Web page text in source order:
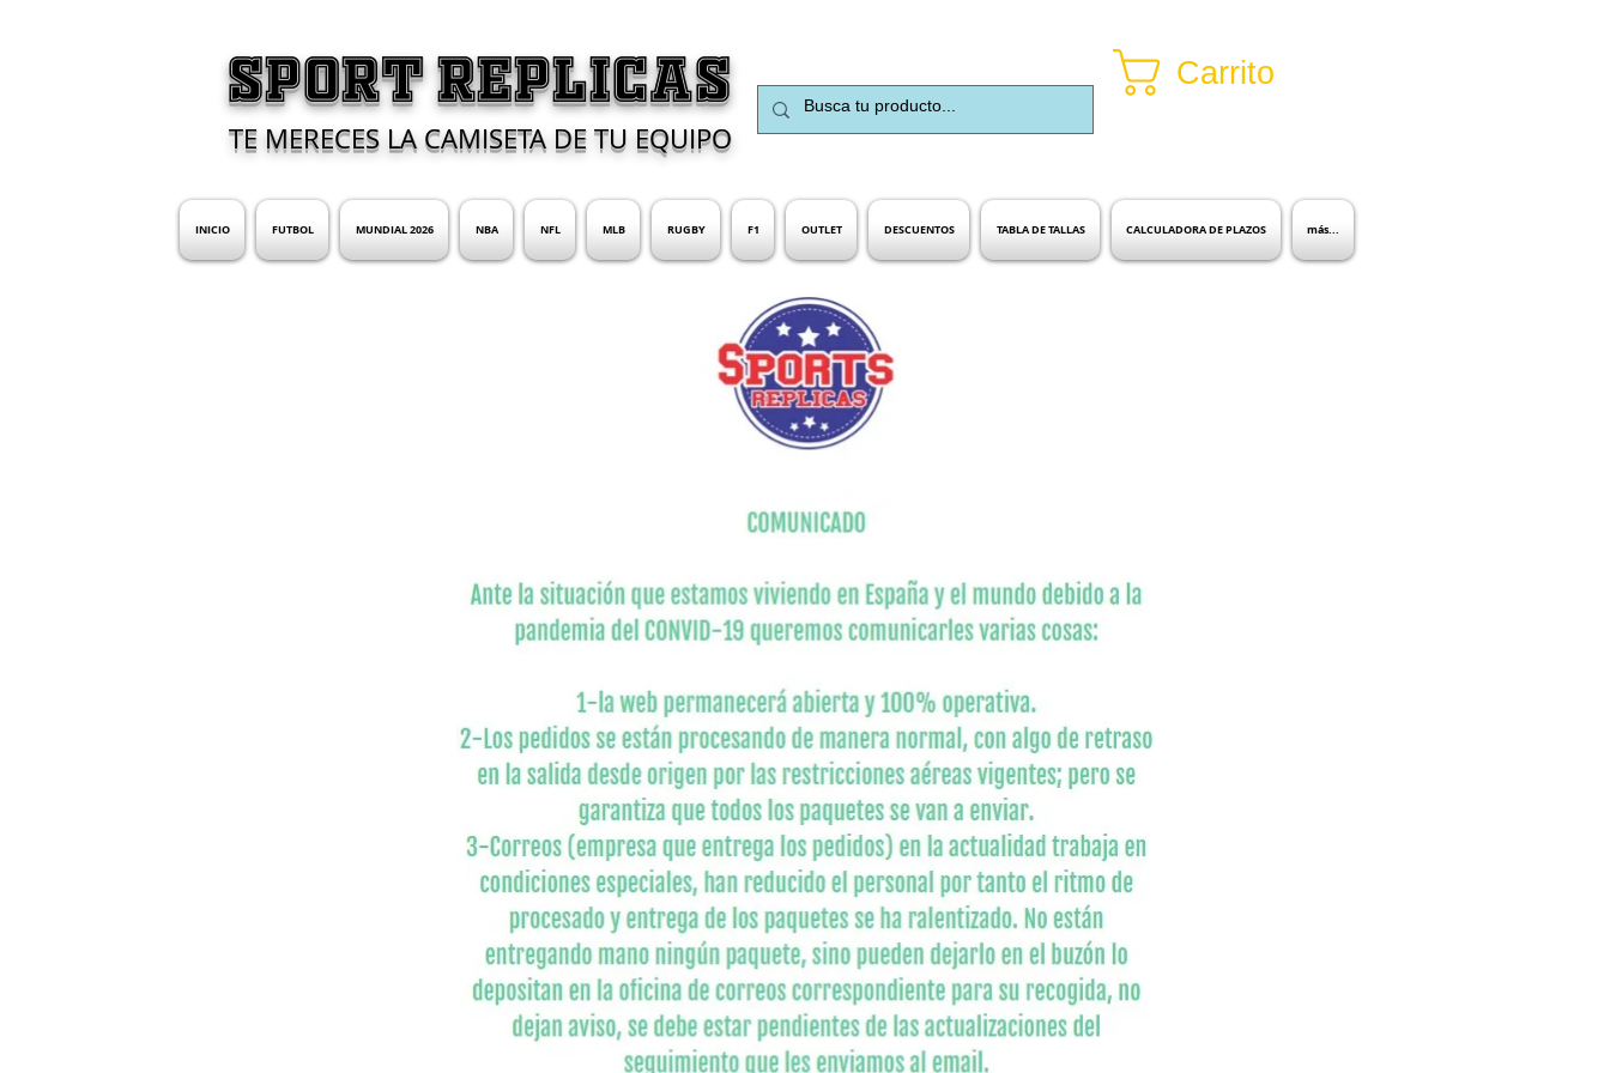
SPORT REPLICAS
TE MERECES LA CAMISETA DE TU EQUIPO
Carrito
INICIO FUTBOL MUNDIAL 2026 NBA NFL MLB RUGBY F1 OUTLET DESCUENTOS TABLA DE TALLAS CALCULADORA DE PLAZOS más...